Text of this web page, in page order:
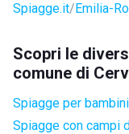
Spiagge.it Emilia-
Scopri le
comune di
Spiagge per bambini
Spiagge con campi